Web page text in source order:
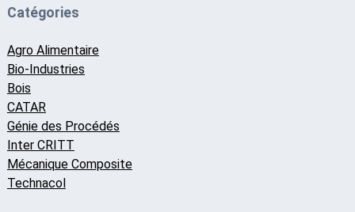
Catégories
Agro Alimentaire
Bio-Industries
Bois
CATAR
Génie des Procédés
Inter CRITT
Mécanique Composite
Technacol